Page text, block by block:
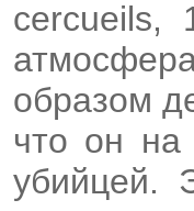
cercueils,
образом
что он на
убийцей.